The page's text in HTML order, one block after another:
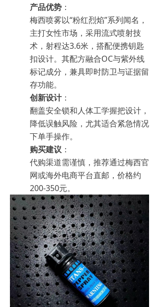
产品优势 ：
梅西喷雾以“粉红烈焰”系列闻名，
主打女性市场，采用流式喷射技
术，射程达3.6米，搭配便携钥匙
扣设计。其配方融合OC与紫外线
标记成分，兼具即时防卫与证据留
存功能。
创新设计：
翻盖安全锁和人体工学握把设计，
降低误触风险，尤其适合紧急情况
下单手操作。
购买建议 ：
代购渠道需谨慎，推荐通过梅西官
网或海外电商平台直邮，价格约
200-350元。